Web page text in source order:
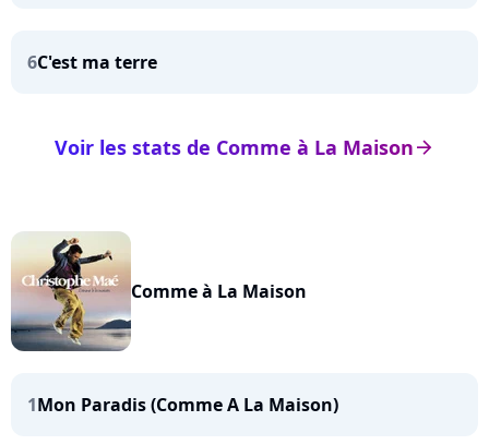
6C'est ma terre
arrow_right
Voir les stats de Comme à La Maison
Comme à La Maison
1Mon Paradis (Comme A La Maison)